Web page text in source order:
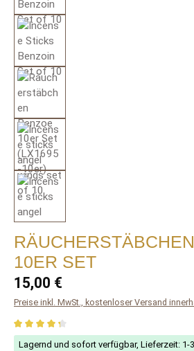
10ER SET
Regulärer Preis:
15,00 €
Preise inkl. MwSt., kostenloser Versand
Durchschnittliche Bewertung von 4.25
Lagernd und sofort verfügbar, Lieferzeit: 1-